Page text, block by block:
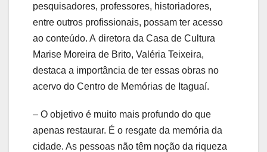
pesquisadores, professores, historiadores,
entre outros profissionais, possam ter acesso
ao conteúdo. A diretora da Casa de Cultura
Marise Moreira de Brito, Valéria Teixeira,
destaca a importância de ter essas obras no
acervo do Centro de Memórias de Itaguaí.
– O objetivo é muito mais profundo do que
apenas restaurar. É o resgate da memória da
cidade. As pessoas não têm noção da riqueza